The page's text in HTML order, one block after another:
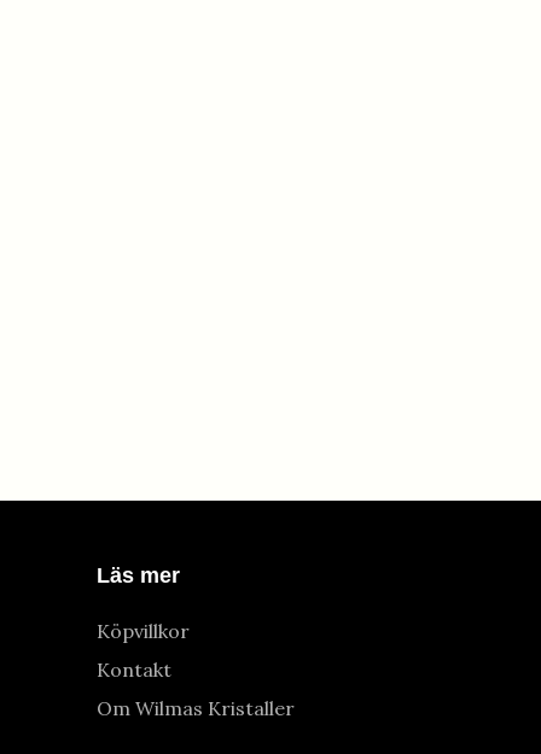
Läs mer
Köpvillkor
Kontakt
Om Wilmas Kristaller